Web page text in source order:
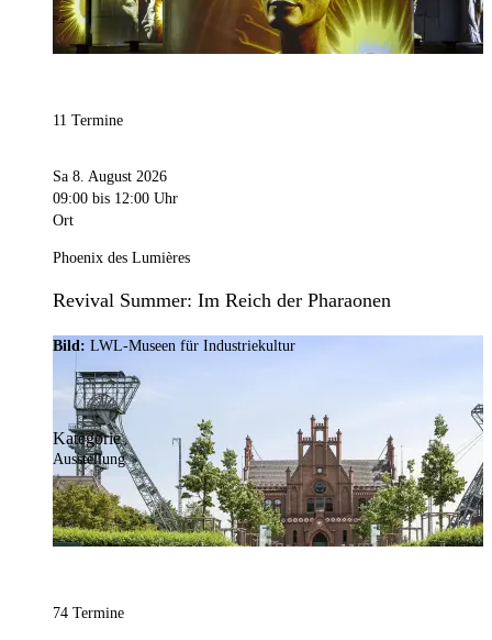
11 Termine
Sa 8. August 2026
09:00 bis 12:00 Uhr
Ort
Phoenix des Lumières
Revival Summer: Im Reich der Pharaonen
Bild: LWL-Museen für Industriekultur
Kategorie
Ausstellung
74 Termine